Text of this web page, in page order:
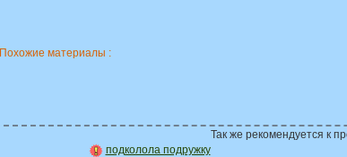
Похожие материалы :
Так же рекомендуется к
подколола подружку